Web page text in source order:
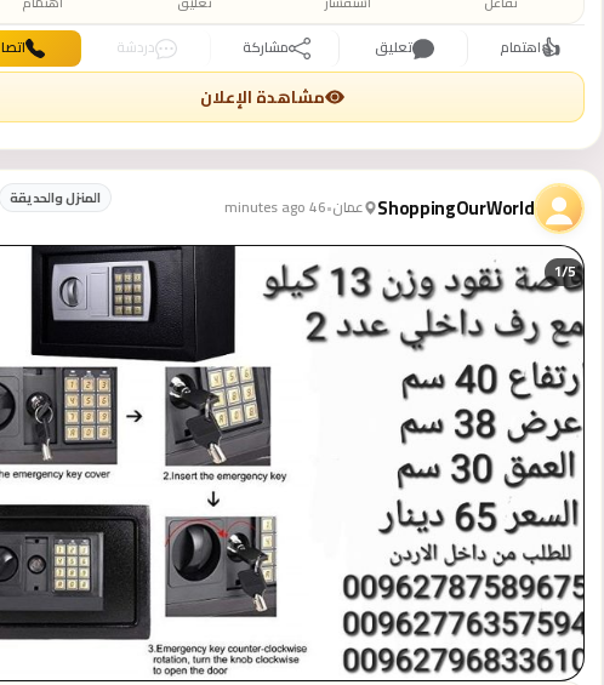
👍اهتمام تعليق مشاركة دردشة
مشاهدة الإعلان
ShoppingOurWorld عمان•
46 minutes ago المنزل والحديقة
1/5